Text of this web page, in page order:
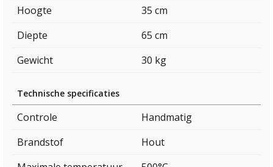
Hoogte
35 cm
Diepte
65 cm
Gewicht
30 kg
Technische specificaties
Controle
Handmatig
Brandstof
Hout